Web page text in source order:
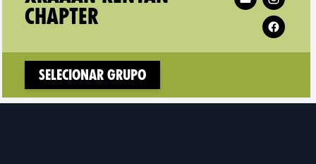
CHAPTER
Selecionar Grupo